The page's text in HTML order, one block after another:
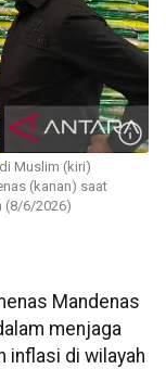
Muslim (kiri)
(kanan) saat
(8/6/2026)
Mandenas
menjaga
inflasi di wilayah